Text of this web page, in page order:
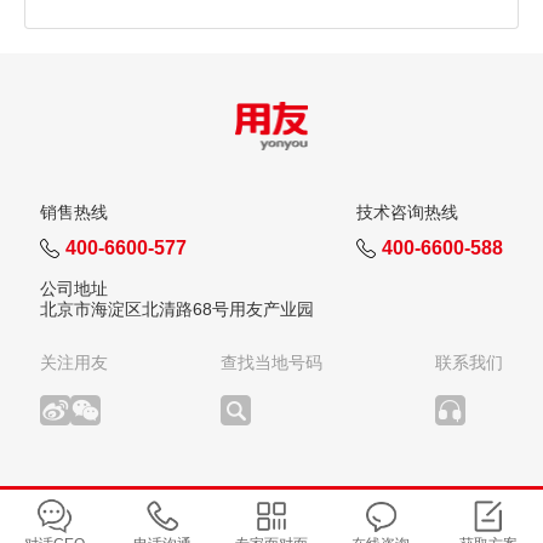
销售热线
400-6600-577
技术咨询热线
400-6600-588
公司地址
北京市海淀区北清路68号用友产业园
关注用友 查找当地号码 联系我们
版权所有：用友网络科技股份有限公司
©2026
京ICP备05007539号-7 京公网安备11010802021935号